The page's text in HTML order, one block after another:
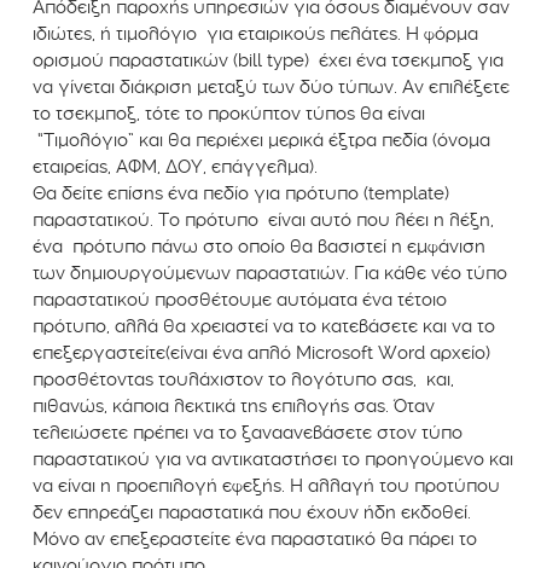
Απόδειξη παροχής υπηρεσιών για όσους διαμένουν σαν
ιδιώτες, ή τιμολόγιο για εταιρικούς πελάτες. Η φόρμα
ορισμού παραστατικών (bill type) έχει ένα τσεκμποξ για
να γίνεται διάκριση μεταξύ των δύο τύπων. Αν επιλέξετε
το τσεκμποξ, τότε το προκύπτον τύπος θα είναι
“Τιμολόγιο” και θα περιέχει μερικά έξτρα πεδία (όνομα
εταιρείας, ΑΦΜ, ΔΟΥ, επάγγελμα).
Θα δείτε επίσης ένα πεδίο για πρότυπο (template)
παραστατικού. Το πρότυπο είναι αυτό που λέει η λέξη,
ένα πρότυπο πάνω στο οποίο θα βασιστεί η εμφάνιση
των δημιουργούμενων παραστατιών. Για κάθε νέο τύπο
παραστατικού προσθέτουμε αυτόματα ένα τέτοιο
πρότυπο, αλλά θα χρειαστεί να το κατεβάσετε και να το
επεξεργαστείτε(είναι ένα απλό Microsoft Word αρχείο)
προσθέτοντας τουλάχιστον το λογότυπο σας, και,
πιθανώς, κάποια λεκτικά της επιλογής σας. Όταν
τελειώσετε πρέπει να το ξαναανεβάσετε στον τύπο
παραστατικού για να αντικαταστήσει το προηγούμενο και
να είναι η προεπιλογή εφεξής. Η αλλαγή του προτύπου
δεν επηρεάζει παραστατικά που έχουν ήδη εκδοθεί.
Μόνο αν επεξεραστείτε ένα παραστατικό θα πάρει το